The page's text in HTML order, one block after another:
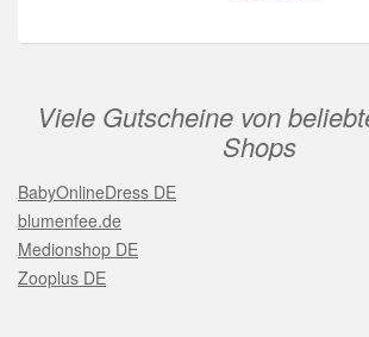
Viele Gutscheine von
Shops
BabyOnlineDress DE
blumenfee.de
Medionshop DE
Zooplus DE